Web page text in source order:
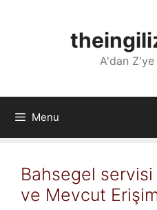
A'dan
Menu
Bahsegel servisi
ve Mevcut Erişim